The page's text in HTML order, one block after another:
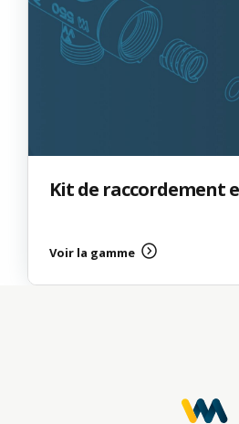
Kit de raccordement
Voir la gamme